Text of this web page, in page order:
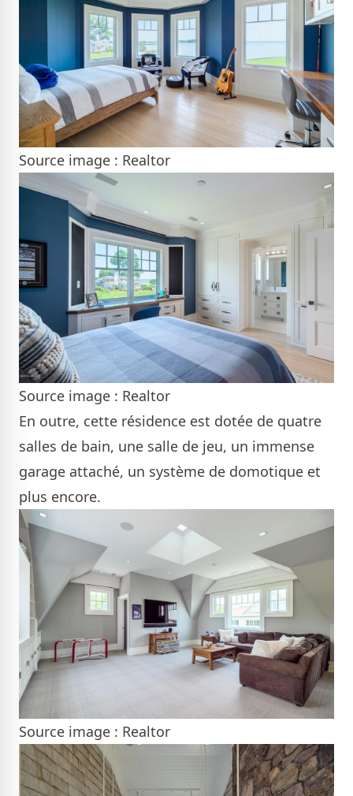
Source image : Realtor
Source image : Realtor
En outre, cette résidence est dotée de quatre
salles de bain, une salle de jeu, un immense
garage attaché, un système de domotique et
plus encore.
Source image : Realtor